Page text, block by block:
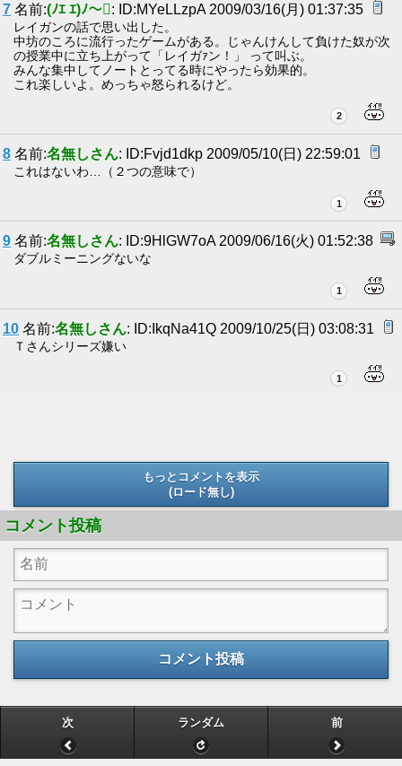
7 名前:(ﾉｴ ｴ)ﾉ〜: ID:MYeLLzpA 2009/03/16(月) 01:37:35
レイガンの話で思い出した。
中坊のころに流行ったゲームがある。じゃんけんして負けた奴が次
の授業中に立ち上がって「レイガｧン！」 って叫ぶ。
みんな集中してノートとってる時にやったら効果的。
これ楽しいよ。めっちゃ怒られるけど。
2
8 名前:名無しさん: ID:Fvjd1dkp 2009/05/10(日) 22:59:01
これはないわ…（２つの意味で）
1
9 名前:名無しさん: ID:9HlGW7oA 2009/06/16(火) 01:52:38
ダブルミーニングないな
1
10 名前:名無しさん: ID:IkqNa41Q 2009/10/25(日) 03:08:31
Ｔさんシリーズ嫌い
1
もっとコメントを表示
(ロード無し)
コメント投稿
コメント投稿
次 ランダム 前